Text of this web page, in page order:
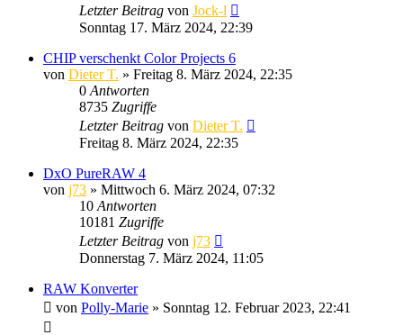
Letzter Beitrag von Jock-l
Sonntag 17. März 2024, 22:39
CHIP verschenkt Color Projects 6
von Dieter T. » Freitag 8. März 2024, 22:35
0 Antworten
8735 Zugriffe
Letzter Beitrag von Dieter T.
Freitag 8. März 2024, 22:35
DxO PureRAW 4
von j73 » Mittwoch 6. März 2024, 07:32
10 Antworten
10181 Zugriffe
Letzter Beitrag von j73
Donnerstag 7. März 2024, 11:05
RAW Konverter
von Polly-Marie » Sonntag 12. Februar 2023, 22:41